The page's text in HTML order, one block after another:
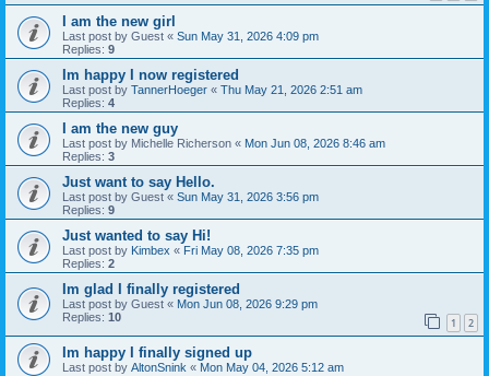
I am the new girl
Last post by Guest « Sun May 31, 2026 4:09 pm
Replies: 9
Im happy I now registered
Last post by TannerHoeger « Thu May 21, 2026 2:51 am
Replies: 4
I am the new guy
Last post by Michelle Richerson « Mon Jun 08, 2026 8:46 am
Replies: 3
Just want to say Hello.
Last post by Guest « Sun May 31, 2026 3:56 pm
Replies: 9
Just wanted to say Hi!
Last post by Kimbex « Fri May 08, 2026 7:35 pm
Replies: 2
Im glad I finally registered
Last post by Guest « Mon Jun 08, 2026 9:29 pm
Replies: 10 1 2
Im happy I finally signed up
Last post by AltonSnink « Mon May 04, 2026 5:12 am